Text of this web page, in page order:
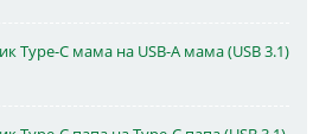
Type-C мама на USB-A мама (USB 3.1)